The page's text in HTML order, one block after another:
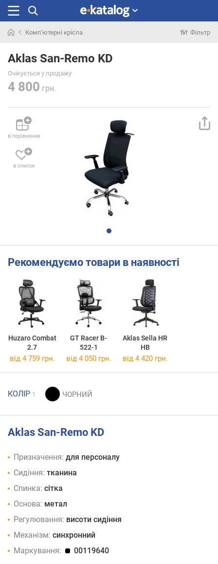
раніше
Комп'ютерні крісла Фільтр
Aklas San-Remo KD
Очікується у продажу
4 800 грн.
в порівняння
в список
Рекомендуємо товари в наявності
Huzaro Combat
2.7
GT Racer B-
522-1
Aklas Sella HR
HB
від 4 759 грн. від 4 050 грн. від 4 420 грн.
КОЛІР 1
Aklas San-Remo KD
Призначення: для персоналу
Сидіння: тканина
Спинка: сітка
Основа: метал
Регулювання: висоти сидіння
Механізм: синхронний
Маркування:
00119640